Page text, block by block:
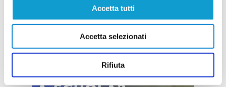
Accetta tutti
Accetta selezionati
Rifiuta
Vai all'edizione provinciale